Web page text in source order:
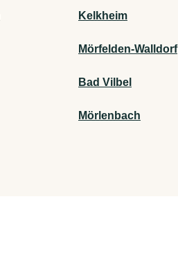
Kelkheim
Mörfelden-Walldorf
Bad Vilbel
Mörlenbach